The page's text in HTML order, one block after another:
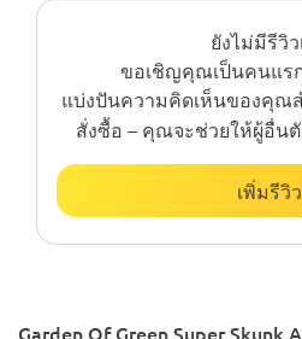
ยังไม่มีรีวิว
ขอเชิญคุณเป็นคนแร
แบ่งปันความคิดเห็นของคุ
สั่งซื้อ – คุณจะช่วยให้ผู้อื่น
เพิ่มรีวิว
Garden Of Green Super Skunk